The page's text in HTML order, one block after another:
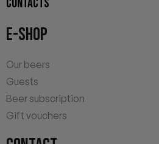
E-SHOP
Our beers
Guests
Beer subscription
Gift vouchers